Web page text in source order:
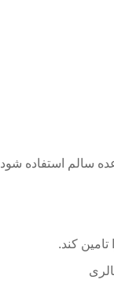
سالم استفاده شود
کند.